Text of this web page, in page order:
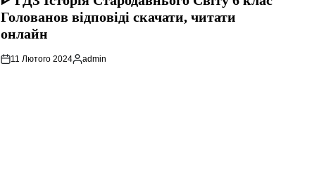
Голованов відповіді скачати, читати
онлайн
11 Лютого 2024
Опубліковано
admin